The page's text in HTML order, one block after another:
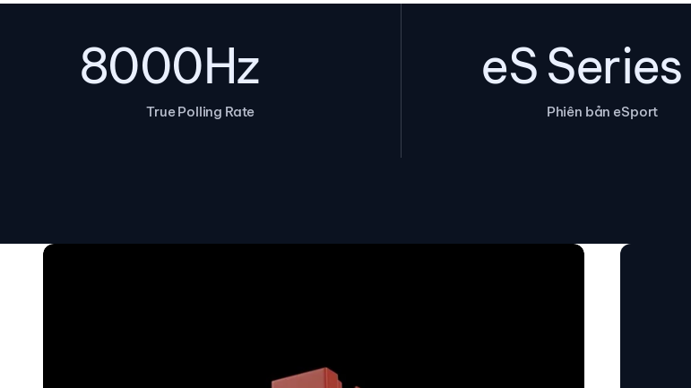
8000Hz
True Polling Rate
eS Series
Phiên bản eSport